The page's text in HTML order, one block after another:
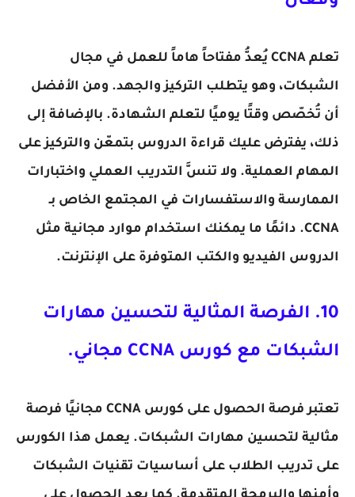
تعلم CCNA يُعدُّ مفتاحاً هاماً للعمل في مجال
الشبكات، وهو يتطلب التركيز والجهد. ومن الأفضل
أن تُخصّص وقتًا يوميًا لتعلم الشهادة. بالإضافة إلى
ذلك، يفترض عليك قراءة الدروس بتمعّن والتركيز على
المهام العملية. ولا تنسَّ التدريب العملي واختبارات
الممارسة والاستفسارات في المجتمع الخاص بـ
CCNA. دائمًا ما يمكنك استخدام موارد مجانية مثل
الدروس الفيديو والكتب المتوفرة على الإنترنت.
10. الفرصة المثالية لتحسين مهارات
الشبكات مع كورس CCNA مجاني.
تعتبر فرصة الحصول على كورس CCNA مجانيًا فرصة
مثالية لتحسين مهارات الشبكات. يعمل هذا الكورس
على تدريب الطلاب على أساسيات تقنيات الشبكات